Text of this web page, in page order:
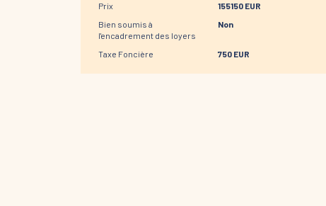
Prix
155150 EUR
Bien soumis à
l'encadrement des loyers
Non
Taxe Foncière 750 EUR